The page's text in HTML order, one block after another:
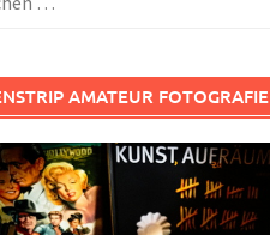
AMATEUR FOTOGRAFIE